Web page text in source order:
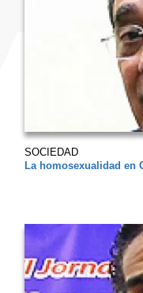
SOCIEDAD
La homosexualidad en